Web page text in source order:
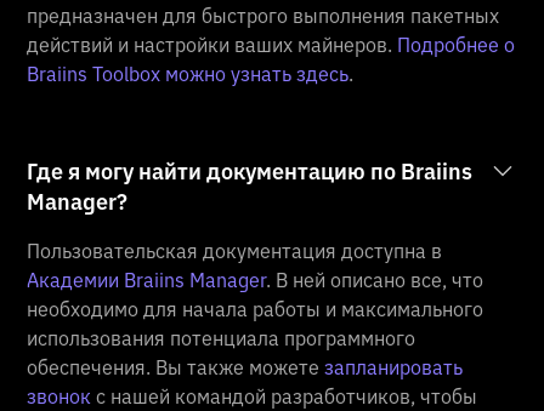
предназначен для быстрого выполнения пакетных
действий и настройки ваших майнеров. Подробнее о
Braiins Toolbox можно узнать здесь.
Где я могу найти документацию по Braiins
Manager?
Пользовательская документация доступна в
Академии Braiins Manager. В ней описано все, что
необходимо для начала работы и максимального
использования потенциала программного
обеспечения. Вы также можетезапланировать
звонок с нашей командой разработчиков, чтобы